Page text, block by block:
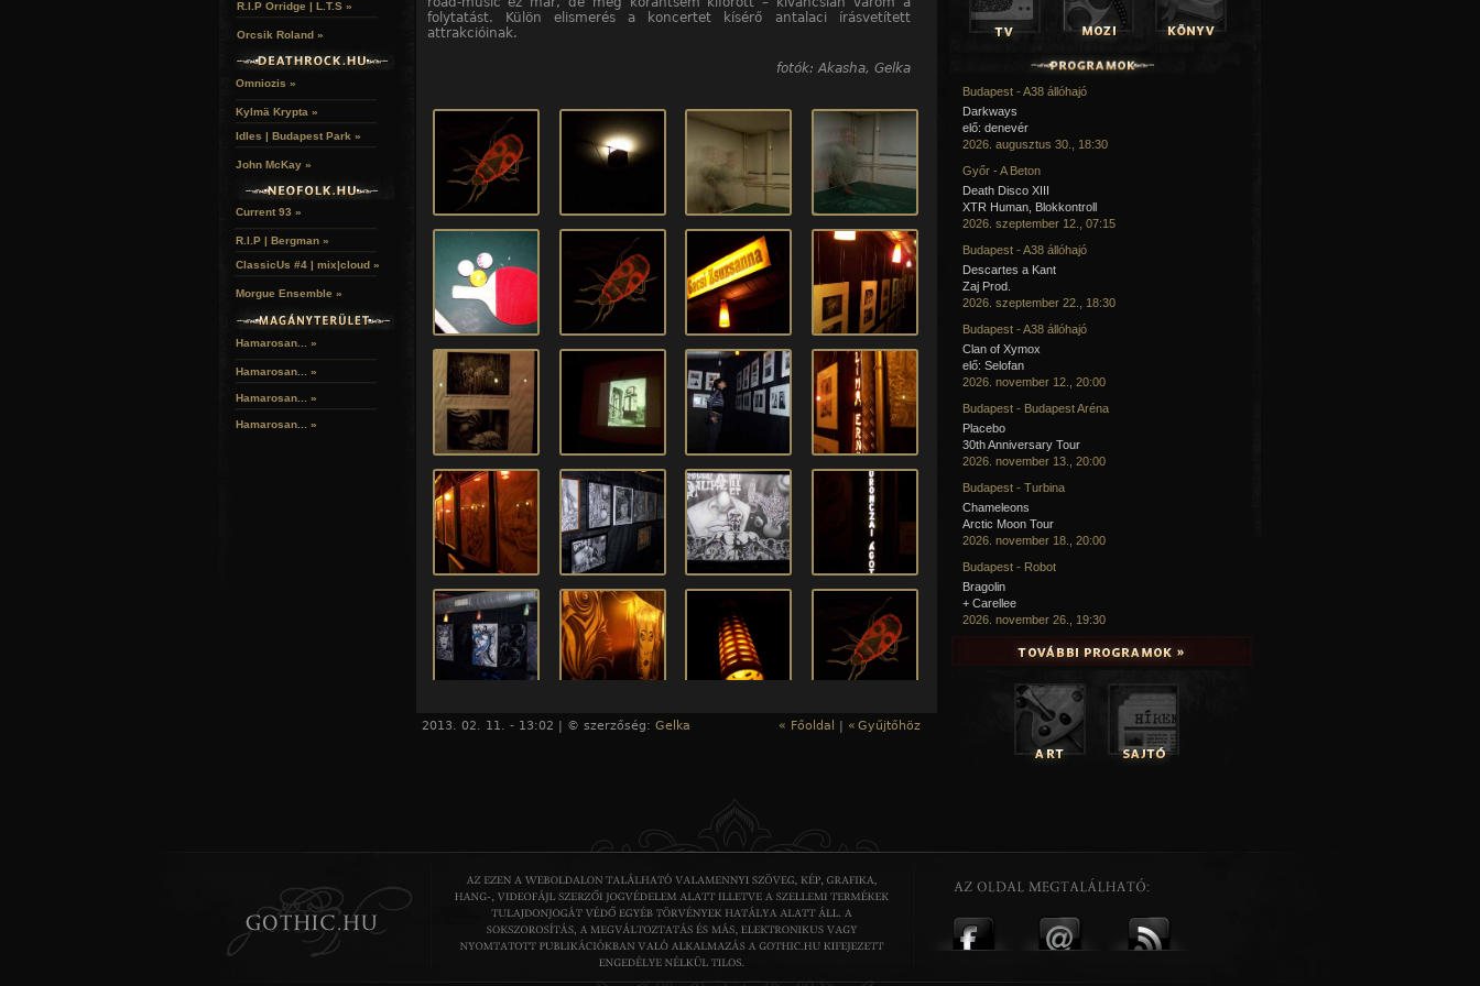
folytatást. Külön elismerés a koncertet kísérő antalaci írásvetített
attrakcióinak.
fotók: Akasha, Gelka
2013. 02. 11. - 13:02 | © szerzőség: Gelka « Főoldal | « Gyűjtőhöz
R.I.P Orridge | L.T.S »
Orcsik Roland »
Omniozis »
Kylmä Krypta »
Idles | Budapest Park »
John McKay »
Current 93 »
R.I.P | Bergman »
ClassicUs #4 | mix|cloud »
Morgue Ensemble »
Hamarosan... »
Hamarosan... »
Hamarosan... »
Hamarosan... »
Budapest - A38 állóhajó
Darkways
elő: denevér
2026. augusztus 30., 18:30
Győr - A Beton
Death Disco XIII
XTR Human, Blokkontroll
2026. szeptember 12., 07:15
Budapest - A38 állóhajó
Descartes a Kant
Zaj Prod.
2026. szeptember 22., 18:30
Budapest - A38 állóhajó
Clan of Xymox
elő: Selofan
2026. november 12., 20:00
Budapest - Budapest Aréna
Placebo
30th Anniversary Tour
2026. november 13., 20:00
Budapest - Turbina
Chameleons
Arctic Moon Tour
2026. november 18., 20:00
Budapest - Robot
Bragolin
+ Carellee
2026. november 26., 19:30